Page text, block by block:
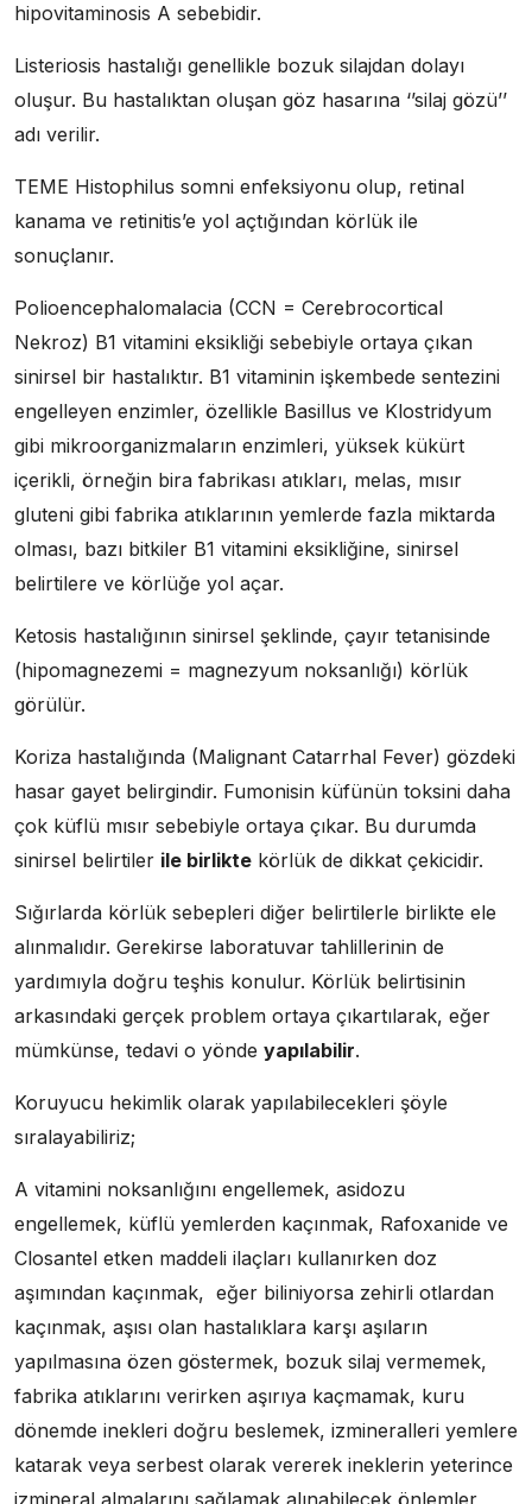
hipovitaminosis A sebebidir.
Listeriosis hastalığı genellikle bozuk silajdan dolayı
oluşur. Bu hastalıktan oluşan göz hasarına ‘’silaj gözü’’
adı verilir.
TEME Histophilus somni enfeksiyonu olup, retinal
kanama ve retinitis’e yol açtığından körlük ile
sonuçlanır.
Polioencephalomalacia (CCN = Cerebrocortical
Nekroz) B1 vitamini eksikliği sebebiyle ortaya çıkan
sinirsel bir hastalıktır. B1 vitaminin işkembede sentezini
engelleyen enzimler, özellikle Basillus ve Klostridyum
gibi mikroorganizmaların enzimleri, yüksek kükürt
içerikli, örneğin bira fabrikası atıkları, melas, mısır
gluteni gibi fabrika atıklarının yemlerde fazla miktarda
olması, bazı bitkiler B1 vitamini eksikliğine, sinirsel
belirtilere ve körlüğe yol açar.
Ketosis hastalığının sinirsel şeklinde, çayır tetanisinde
(hipomagnezemi = magnezyum noksanlığı) körlük
görülür.
Koriza hastalığında (Malignant Catarrhal Fever) gözdeki
hasar gayet belirgindir. Fumonisin küfünün toksini daha
çok küflü mısır sebebiyle ortaya çıkar. Bu durumda
sinirsel belirtiler ile birlikte körlük de dikkat çekicidir.
Sığırlarda körlük sebepleri diğer belirtilerle birlikte ele
alınmalıdır. Gerekirse laboratuvar tahlillerinin de
yardımıyla doğru teşhis konulur. Körlük belirtisinin
arkasındaki gerçek problem ortaya çıkartılarak, eğer
mümkünse, tedavi o yönde yapılabilir.
Koruyucu hekimlik olarak yapılabilecekleri şöyle
sıralayabiliriz;
A vitamini noksanlığını engellemek, asidozu
engellemek, küflü yemlerden kaçınmak, Rafoxanide ve
Closantel etken maddeli ilaçları kullanırken doz
aşımından kaçınmak, eğer biliniyorsa zehirli otlardan
kaçınmak, aşısı olan hastalıklara karşı aşıların
yapılmasına özen göstermek, bozuk silaj vermemek,
fabrika atıklarını verirken aşırıya kaçmamak, kuru
dönemde inekleri doğru beslemek, izmineralleri yemlere
katarak veya serbest olarak vererek ineklerin yeterince
izmineral almalarını sağlamak alınabilecek önlemler